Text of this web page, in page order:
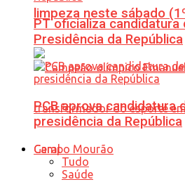
limpeza neste sábado
PT oficializa candidatura
Presidência da República
PCB aprova candidatura
presidência da República
Geral
Tudo
Saúde